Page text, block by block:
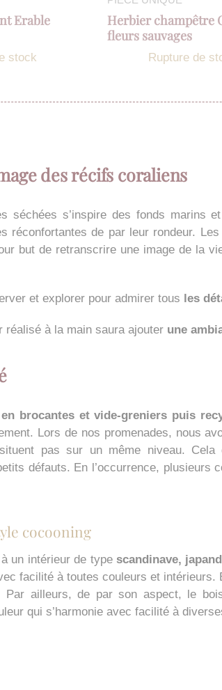
Erable
stock
Herbier champêtre
fleurs sauvages
Rupture de
des récifs coraliens
séchées s’inspire des fonds marins
réconfortantes de par leur rondeur.
but de retranscrire une image de la
et explorer pour admirer tous les
réalisé à la main saura ajouter une
brocantes et vide-greniers puis
Lors de nos promenades, nous
pas sur un même niveau. Cela
défauts. En l’occurrence, plusieurs
cocooning
un intérieur de typescandinave,
facilité à toutes couleurs et
Par ailleurs, de par son aspect, le
qui s’harmonie avec facilité à